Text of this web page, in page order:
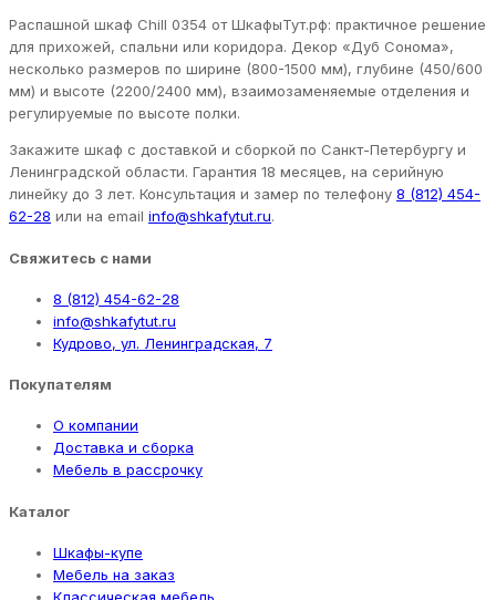
Распашной шкаф Chill 0354 от ШкафыТут.рф: практичное решение
для прихожей, спальни или коридора. Декор «Дуб Сонома»,
несколько размеров по ширине (800-1500 мм), глубине (450/600
мм) и высоте (2200/2400 мм), взаимозаменяемые отделения и
регулируемые по высоте полки.
Закажите шкаф с доставкой и сборкой по Санкт-Петербургу и
Ленинградской области. Гарантия 18 месяцев, на серийную
линейку до 3 лет. Консультация и замер по телефону 8 (812) 454-
62-28 или на email info@shkafytut.ru.
Свяжитесь с нами
8 (812) 454-62-28
info@shkafytut.ru
Кудрово, ул. Ленинградская, 7
Покупателям
О компании
Доставка и сборка
Мебель в рассрочку
Каталог
Шкафы-купе
Мебель на заказ